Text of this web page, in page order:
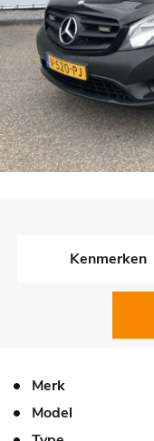
Kenmerken
Merk
Model